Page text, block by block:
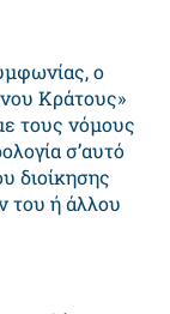
ο
Kράτους»
τους νόμους
σ’αυτό
διοίκησης
του ή άλλου